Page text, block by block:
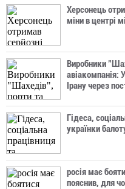
Херсонець
міни в центрі
Виробники
авіакомпанія:
Ірану через
Гідеса,
українки
росія має
пояснив, для